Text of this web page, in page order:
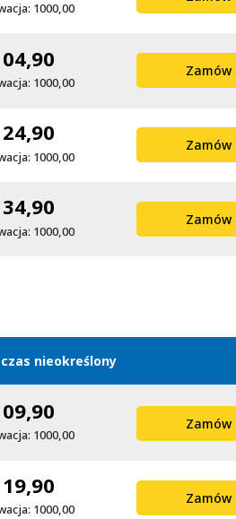
1000,00
1000,00
Zamów
1000,00
Zamów
1000,00
Zamów
nieokreślony
1000,00
Zamów
1000,00
Zamów